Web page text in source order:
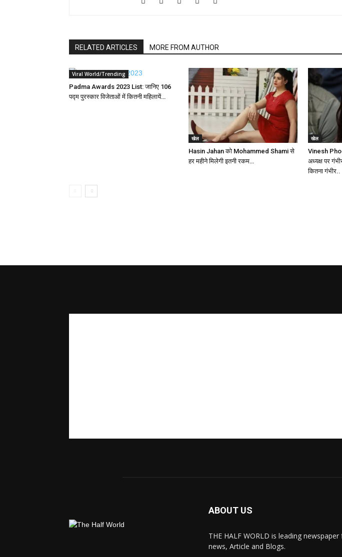
RELATED ARTICLES MORE FROM AUTHOR
Viral World/Trending
Padma Awards 2023 List: जानिए 106
पद्म पुरस्कार विजेताओं में कितनी महिलायें…
खेल
Hasin Jahan को Mohammed Shami से
हर महीने मिलेगी इतनी रकम…
खेल
Vinesh
अध्यक्ष पर
कितना गंभीर..
ABOUT US
THE HALF WORLD is leading
news, Article and Blogs.